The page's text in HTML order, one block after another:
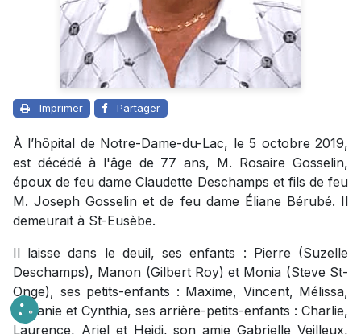
Imprimer Partager
À l’hôpital de Notre-Dame-du-Lac, le 5 octobre 2019,
est décédé à l'âge de 77 ans, M. Rosaire Gosselin,
époux de feu dame Claudette Deschamps et fils de feu
M. Joseph Gosselin et de feu dame Éliane Bérubé. Il
demeurait à St-Eusèbe.
Il laisse dans le deuil, ses enfants : Pierre (Suzelle
Deschamps), Manon (Gilbert Roy) et Monia (Steve St-
Onge), ses petits-enfants : Maxime, Vincent, Mélissa,
Johanie et Cynthia, ses arrière-petits-enfants : Charlie,
Laurence, Ariel et Heidi, son amie Gabrielle Veilleux,